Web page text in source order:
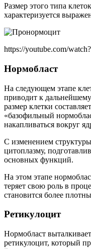
Размер этого типа
характеризуется
https://youtube.com/
Нормобласт
На следующем этапе
приводит к
размер клетки
«базофильный
накапливаться вокруг
С изменением
цитоплазму,
основных функций.
На этом этапе
теряет свою роль в
становится более
Ретикулоцит
Нормобласт
ретикулоцит, который